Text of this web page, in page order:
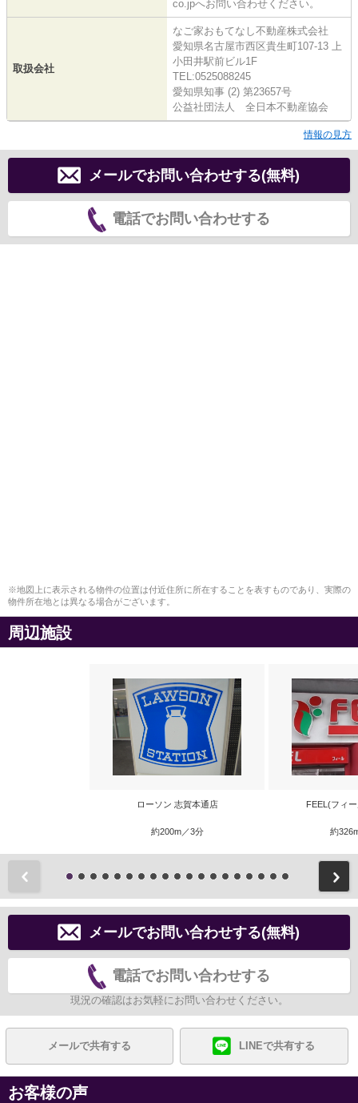
co.jpへお問い合わせください。
取扱会社
なご家おもてなし不動産株式会社
愛知県名古屋市西区貴生町107-13 上
小田井駅前ビル1F
TEL:0525088245
愛知県知事 (2) 第23657号
公益社団法人 全日本不動産協会
情報の見方
メールでお問い合わせする(無料)
電話でお問い合わせする
※地図上に表示される物件の位置は付近住所に所在することを表すものであり、実際の
物件所在地とは異なる場合がございます。
周辺施設
ローソン 志賀本通店
約200m／3分
FEEL(フィ
約
メールでお問い合わせする(無料)
電話でお問い合わせする
現況の確認はお気軽にお問い合わせください。
メールで共有する LINEで共有する
お客様の声